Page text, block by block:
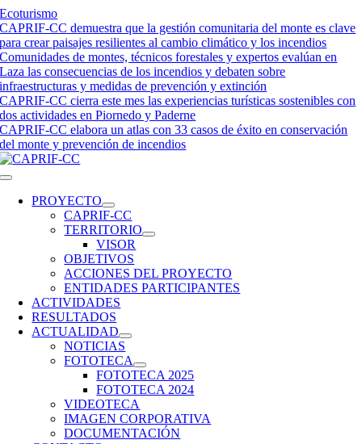
Saltar
al
contenido
Ecoturismo
CAPRIF-CC demuestra que la gestión comunitaria del monte es clave
para crear paisajes resilientes al cambio climático y los incendios
Comunidades de montes, técnicos forestales y expertos evalúan en
Laza las consecuencias de los incendios y debaten sobre
infraestructuras y medidas de prevención y extinción
CAPRIF-CC cierra este mes las experiencias turísticas sostenibles con
dos actividades en Piornedo y Paderne
CAPRIF-CC elabora un atlas con 33 casos de éxito en conservación
del monte y prevención de incendios
Toggle
NavigationPROYECTO
CAPRIF-CC
TERRITORIO
VISOR
OBJETIVOS
ACCIONES DEL PROYECTO
ENTIDADES PARTICIPANTES
ACTIVIDADES
RESULTADOS
ACTUALIDAD
NOTICIAS
FOTOTECA
FOTOTECA 2025
FOTOTECA 2024
VIDEOTECA
IMAGEN CORPORATIVA
DOCUMENTACIÓN